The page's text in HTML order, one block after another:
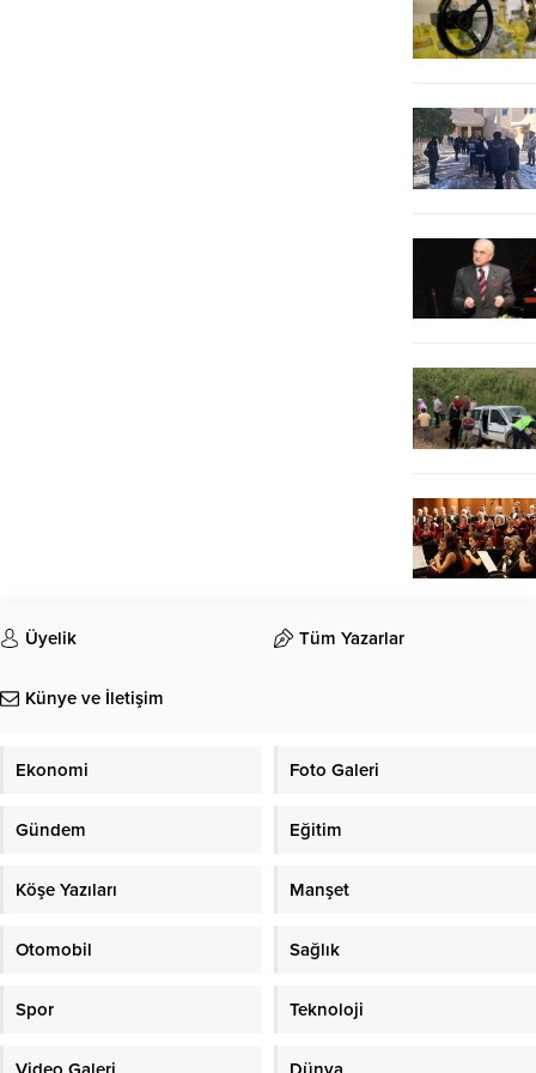
Üyelik Tüm Yazarlar
Künye ve İletişim
Ekonomi Foto Galeri
Gündem Eğitim
Köşe Yazıları Manşet
Otomobil Sağlık
Spor Teknoloji